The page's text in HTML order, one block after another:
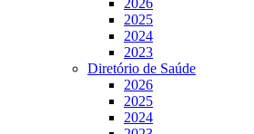
2025
2024
2023
Diretório de Saúde
2026
2025
2024